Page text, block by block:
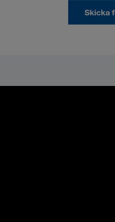
Skicka